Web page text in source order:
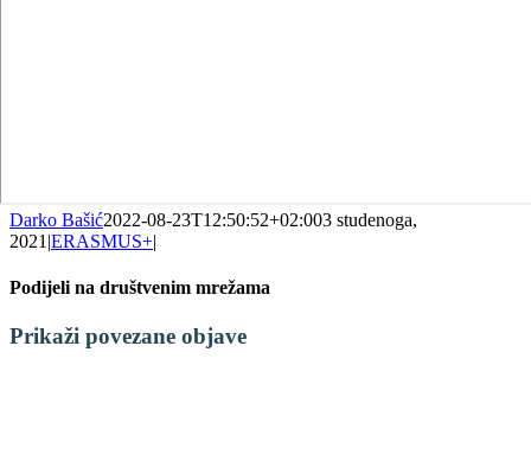
Darko Bašić2022-08-23T12:50:52+02:003 studenoga,
2021 |ERASMUS+|
Podijeli na društvenim mrežama
Facebook
X
LinkedIn
WhatsApp
Tumblr
Pinterest
Email:
Prikaži povezane objave